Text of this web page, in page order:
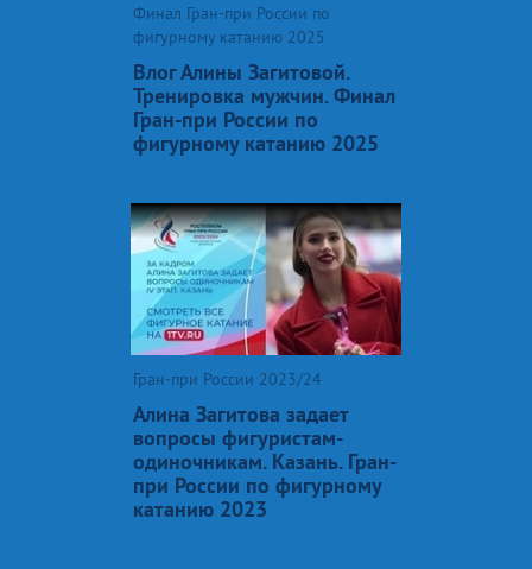
Финал Гран-при России по
фигурному катанию 2025
Влог Алины Загитовой.
Тренировка мужчин. Финал
Гран-при России по
фигурному катанию 2025
Гран-при России 2023/24
Алина Загитова задает
вопросы фигуристам-
одиночникам. Казань. Гран-
при России по фигурному
катанию 2023